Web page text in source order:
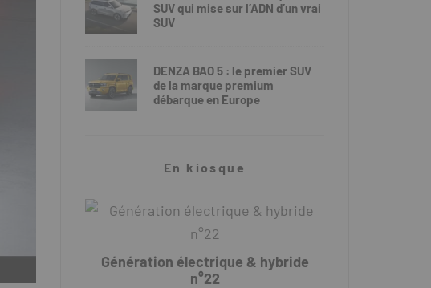
SUV qui mise sur l’ADN d’un vrai
SUV
DENZA BAO 5 : le premier SUV
de la marque premium
débarque en Europe
En kiosque
Génération électrique & hybride
n°22